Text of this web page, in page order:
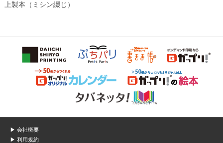
上製本（ミシン綴じ）
▶ 会社概要
▶ 利用規約